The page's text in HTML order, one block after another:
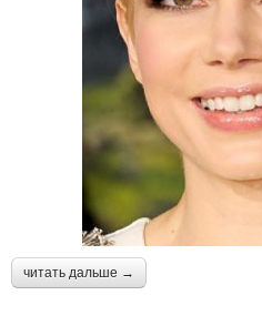
читать дальше →